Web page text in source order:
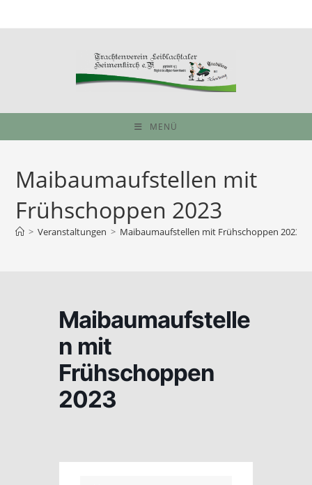
Inhalt
MENÜ
Maibaumaufstellen mit
Frühschoppen 2023
> Veranstaltungen > Maibaumaufstellen mit Frühschoppen 2023
Maibaumaufstelle
n mit
Frühschoppen
2023